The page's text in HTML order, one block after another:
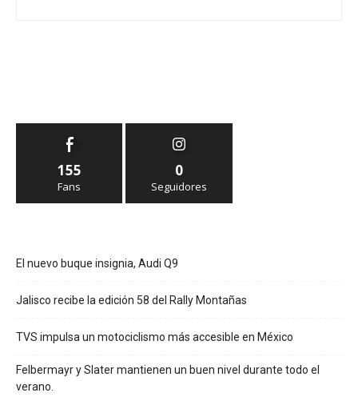
155
Fans
0
Seguidores
El nuevo buque insignia, Audi Q9
Jalisco recibe la edición 58 del Rally Montañas
TVS impulsa un motociclismo más accesible en México
Felbermayr y Slater mantienen un buen nivel durante todo el
verano.